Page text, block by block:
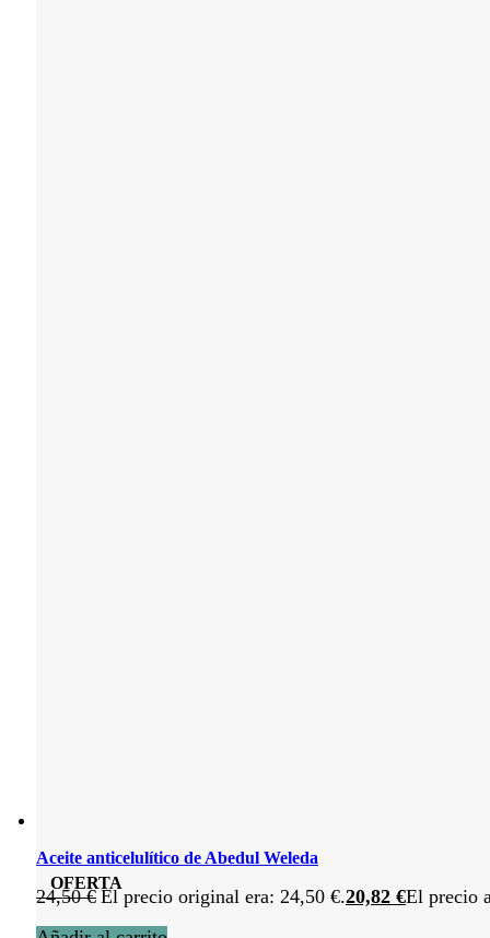
OFERTA
Aceite anticelulítico de Abedul Weleda
24,50€ El precio original era: 24,50 €.20,82 €El precio